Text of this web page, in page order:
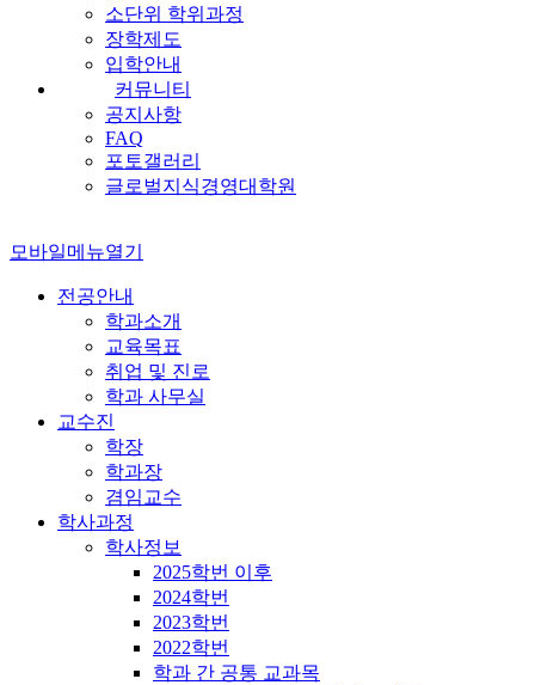
소단위 학위과정
장학제도
입학안내
커뮤니티
공지사항
FAQ
포토갤러리
글로벌지식경영대학원
모바일메뉴열기
전공안내
학과소개
교육목표
취업 및 진로
학과 사무실
교수진
학장
학과장
겸임교수
학사과정
학사정보
2025학번 이후
2024학번
2023학번
2022학번
학과 간 공통 교과목